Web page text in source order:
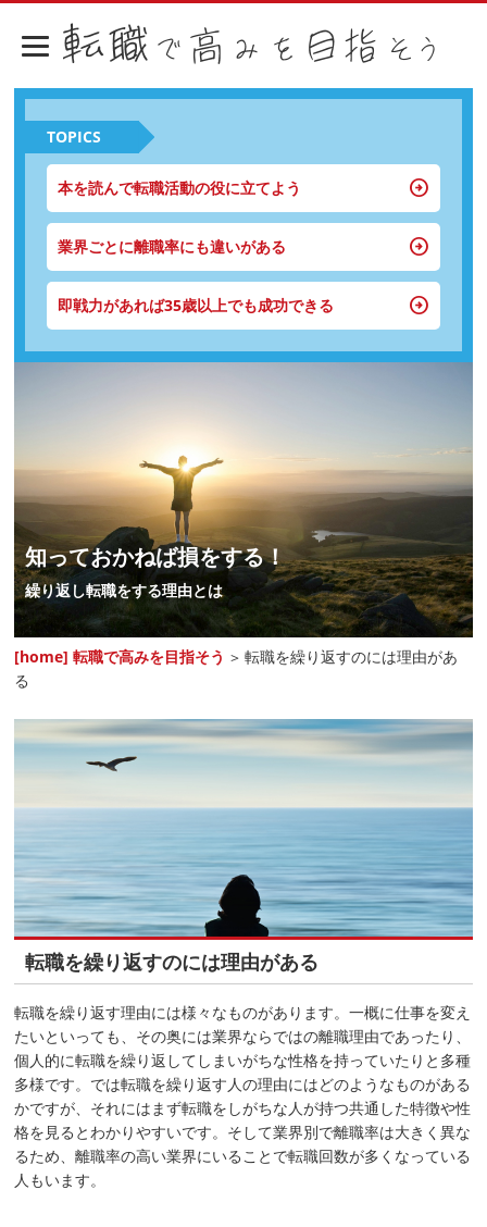
TOPICS
本を読んで転職活動の役に立てよう
業界ごとに離職率にも違いがある
即戦力があれば35歳以上でも成功できる
知っておかねば損をする！
繰り返し転職をする理由とは
[home] 転職で高みを目指そう > 転職を繰り返すのには理由があ
る
転職を繰り返すのには理由がある
転職を繰り返す理由には様々なものがあります。一概に仕事を変え
たいといっても、その奥には業界ならではの離職理由であったり、
個人的に転職を繰り返してしまいがちな性格を持っていたりと多種
多様です。では転職を繰り返す人の理由にはどのようなものがある
かですが、それにはまず転職をしがちな人が持つ共通した特徴や性
格を見るとわかりやすいです。そして業界別で離職率は大きく異な
るため、離職率の高い業界にいることで転職回数が多くなっている
人もいます。